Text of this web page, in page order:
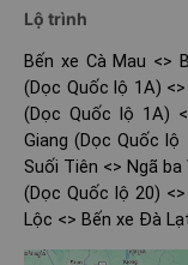
Lộ trình
Bến xe Cà Mau <>
(Dọc Quốc lộ 1A)
(Dọc Quốc lộ 1A)
Giang (Dọc Quốc
Suối Tiên <> Ngã ba
(Dọc Quốc lộ 20)
Lộc <> Bến xe Đà